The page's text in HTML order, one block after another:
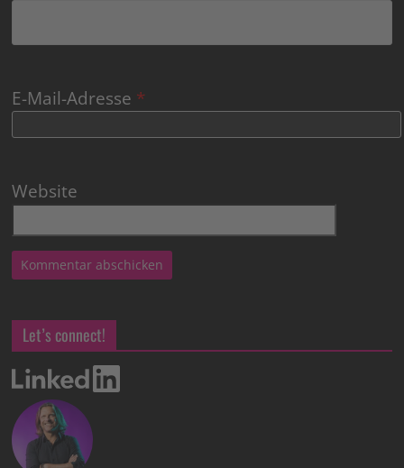
E-Mail-Adresse *
Website
Let’s connect!